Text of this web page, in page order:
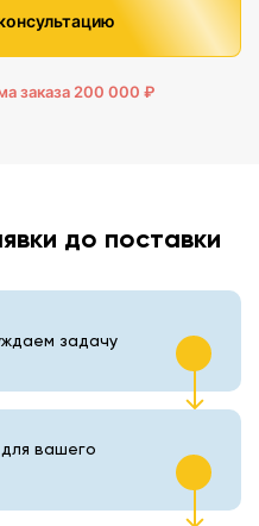
заказа 200 000 ₽
до поставки
задачу
вашего